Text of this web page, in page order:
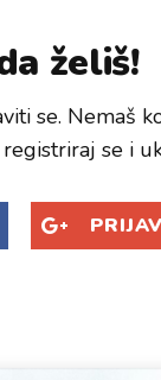
želiš!
se. Nemaš
se i